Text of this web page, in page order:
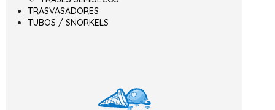
TRASVASADORES
TUBOS / SNORKELS